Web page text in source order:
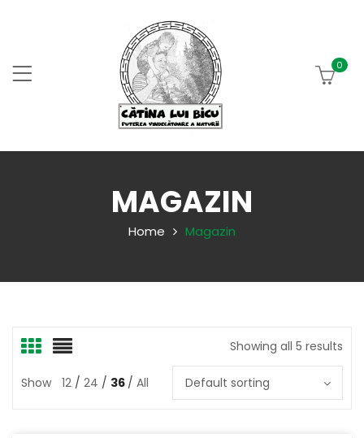
0
MAGAZIN
Home Magazin
Showing all 5 results
Show 12 24 36 All Default sorting